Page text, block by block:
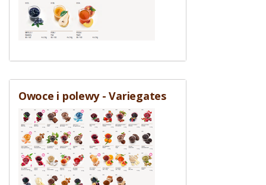
Owoce i polewy - Variegates